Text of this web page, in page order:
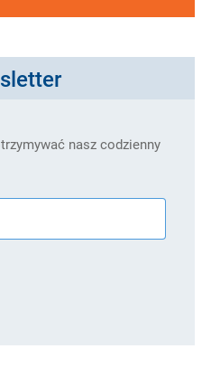
nasz codzienny